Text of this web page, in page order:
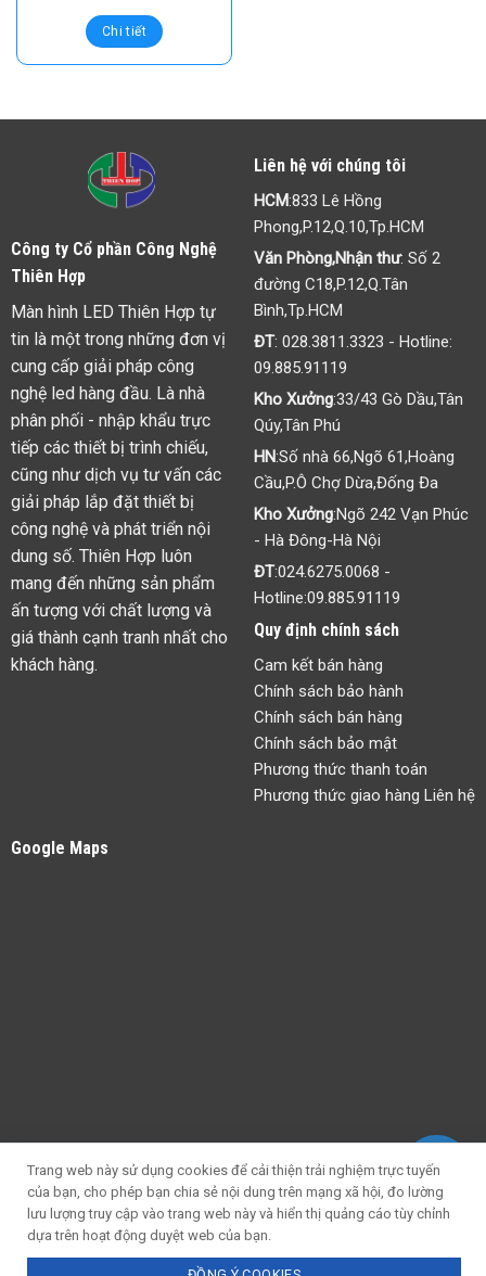
Chi tiết
Công ty Cổ phần Công Nghệ
Thiên Hợp
Màn hình LED Thiên Hợp tự
tin là một trong những đơn vị
cung cấp giải pháp công
nghệ led hàng đầu. Là nhà
phân phối - nhập khẩu trực
tiếp các thiết bị trình chiếu,
cũng như dịch vụ tư vấn các
giải pháp lắp đặt thiết bị
công nghệ và phát triển nội
dung số. Thiên Hợp luôn
mang đến những sản phẩm
ấn tượng với chất lượng và
giá thành cạnh tranh nhất cho
khách hàng.
Liên hệ với chúng tôi
HCM:833 Lê Hồng
Phong,P.12,Q.10,Tp.HCM
Văn Phòng,Nhận thư: Số 2
đường C18,P.12,Q.Tân
Bình,Tp.HCM
ĐT: 028.3811.3323 - Hotline:
09.885.91119
Kho Xưởng:33/43 Gò Dầu,Tân
Qúy,Tân Phú
HN:Số nhà 66,Ngõ 61,Hoàng
Cầu,P.Ô Chợ Dừa,Đống Đa
Kho Xưởng:Ngõ 242 Vạn Phúc
- Hà Đông-Hà Nội
ĐT:024.6275.0068 -
Hotline:09.885.91119
Quy định chính sách
Cam kết bán hàng
Chính sách bảo hành
Chính sách bán hàng
Chính sách bảo mật
Phương thức thanh toán
Phương thức giao hàng Liên hệ
Google Maps
Trang web này sử dụng cookies để cải thiện trải nghiệm trực tuyến
của bạn, cho phép bạn chia sẻ nội dung trên mạng xã hội, đo lường
lưu lượng truy cập vào trang web này và hiển thị quảng cáo tùy chỉnh
dựa trên hoạt động duyệt web của bạn.